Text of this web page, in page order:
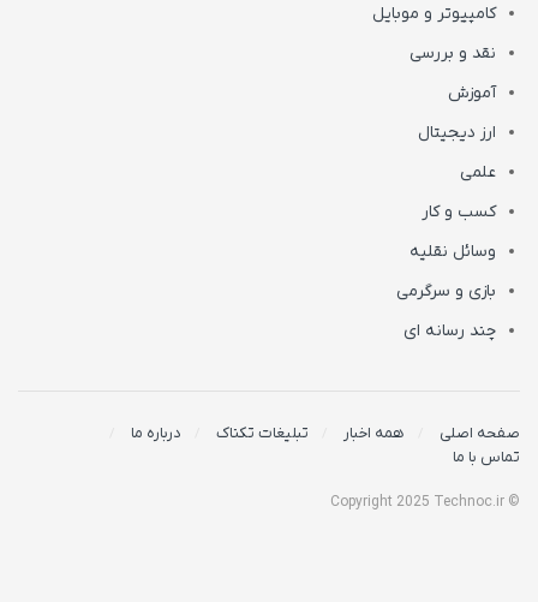
کامپیوتر و موبایل
نقد و بررسی
آموزش
ارز دیجیتال
علمی
کسب و کار
وسائل نقلیه
بازی و سرگرمی
چند رسانه ای
صفحه اصلی همه اخبار تبلیغات تکناک
درباره ما
تماس با ما
© Copyright 2025 Technoc.ir